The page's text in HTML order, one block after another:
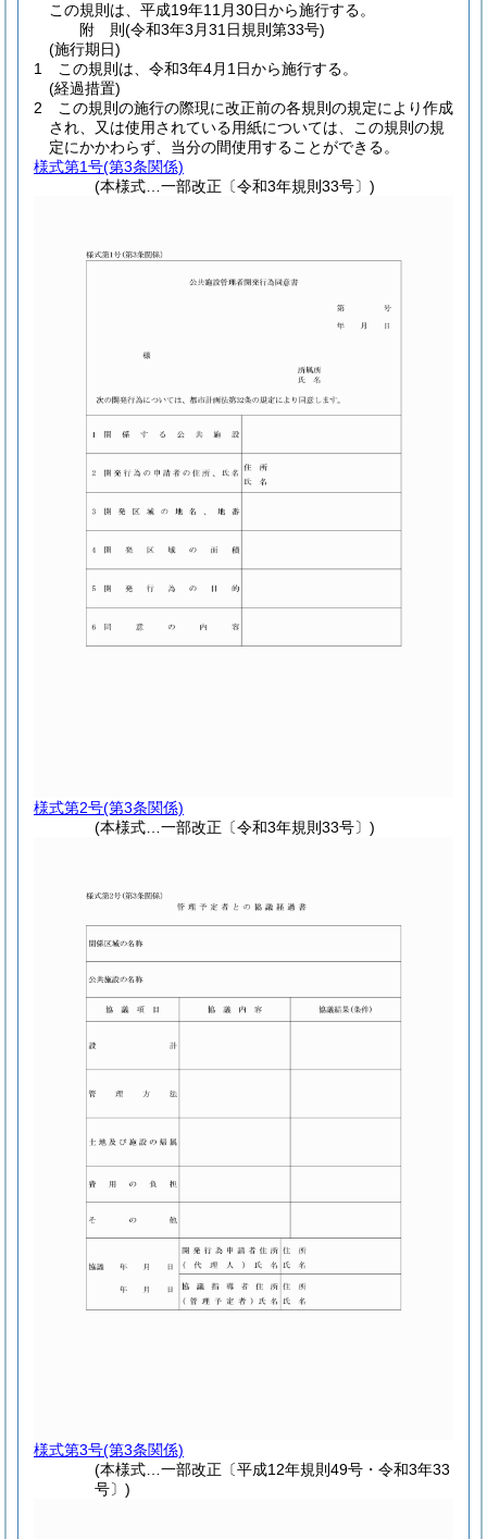
この規則は、平成19年11月30日から施行する。
附 則(令和3年3月31日規則第33号)
(施行期日)
1
この規則は、令和3年4月1日から施行する。
(経過措置)
2
この規則の施行の際現に改正前の各規則の規定により作成
され、又は使用されている用紙については、この規則の規
定にかかわらず、当分の間使用することができる。
様式第1号(第3条関係)
(本様式…一部改正〔令和3年規則33号〕)
様式第2号(第3条関係)
(本様式…一部改正〔令和3年規則33号〕)
様式第3号(第3条関係)
(本様式…一部改正〔平成12年規則49号・令和3年33
号〕)